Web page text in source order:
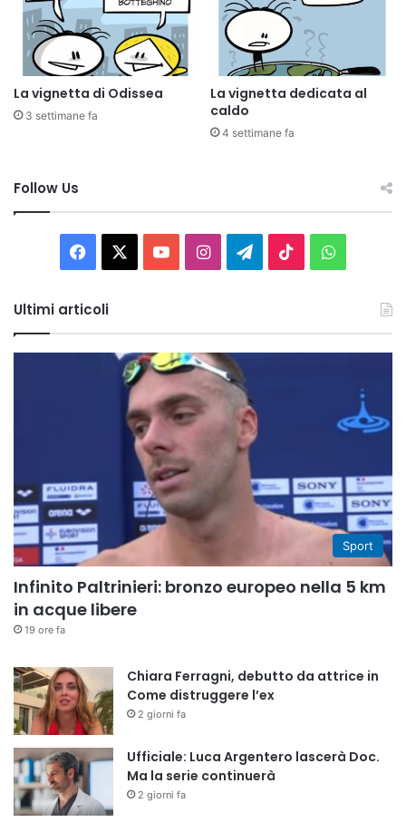
La vignetta di Odissea
3 settimane fa
La vignetta dedicata al
caldo
4 settimane fa
Follow Us
Facebook You InstagramTelegram
TikTok
Ultimi articoli
Sport
Infinito Paltrinieri: bronzo europeo nella 5 km
in acque libere
19 ore fa
Chiara Ferragni, debutto da attrice in
Come distruggere l’ex
2 giorni fa
Ufficiale: Luca Argentero lascerà Doc.
Ma la serie continuerà
2 giorni fa